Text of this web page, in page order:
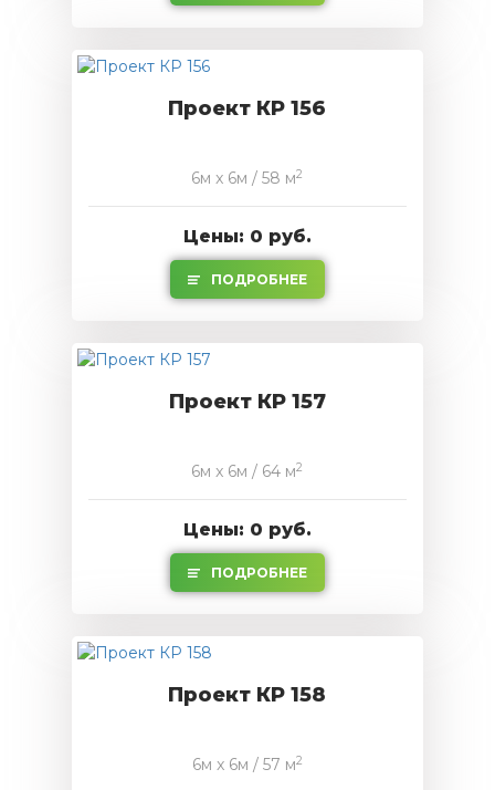
Проект КР 156
6м x 6м / 58 м2
Цены: 0 руб.
ПОДРОБНЕЕ
Проект КР 157
6м x 6м / 64 м2
Цены: 0 руб.
ПОДРОБНЕЕ
Проект КР 158
6м x 6м / 57 м2